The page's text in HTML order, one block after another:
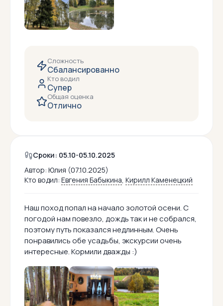
Сложность
Сбалансированно
Кто водил
Супер
Общая оценка
Отлично
Сроки: 05.10-05.10.2025
Автор: Юлия (07.10.2025)
Кто водил: Евгения Бабыкина, Кирилл Каменецкий
Наш поход попал на начало золотой осени. С
погодой нам повезло, дождь так и не собрался,
поэтому путь показался недлинным. Очень
понравились обе усадьбы, экскурсии очень
интересные. Кормили дважды :)